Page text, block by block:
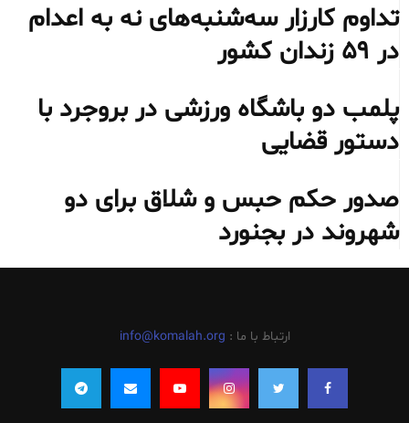
تداوم کارزار سه‌شنبه‌های نه به اعدام
در ۵۹ زندان کشور
پلمب دو باشگاه ورزشی در بروجرد با
دستور قضایی
صدور حکم حبس و شلاق برای دو
شهروند در بجنورد
ارتباط با ما : info@komalah.org